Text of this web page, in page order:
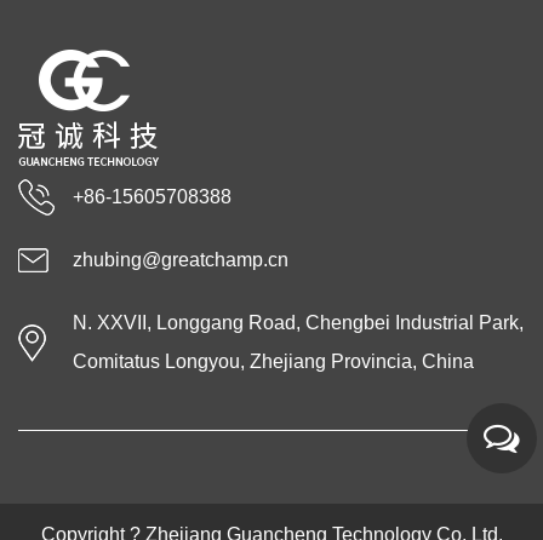
+86-15605708388
zhubing@greatchamp.cn
N. XXVII, Longgang Road, Chengbei Industrial Park,
Comitatus Longyou, Zhejiang Provincia, China
Copyright ? Zhejiang Guancheng Technology Co, Ltd.